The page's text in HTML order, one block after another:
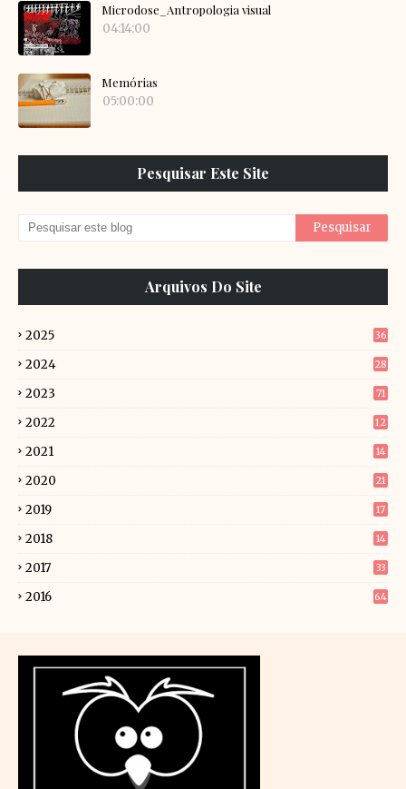
Microdose_Antropologia visual
04:14:00
Memórias
05:00:00
Pesquisar Este Site
Arquivos Do Site
2025 36
2024 28
2023 71
2022
12
2021
14
2020 21
2019
17
2018
14
2017 33
2016 64